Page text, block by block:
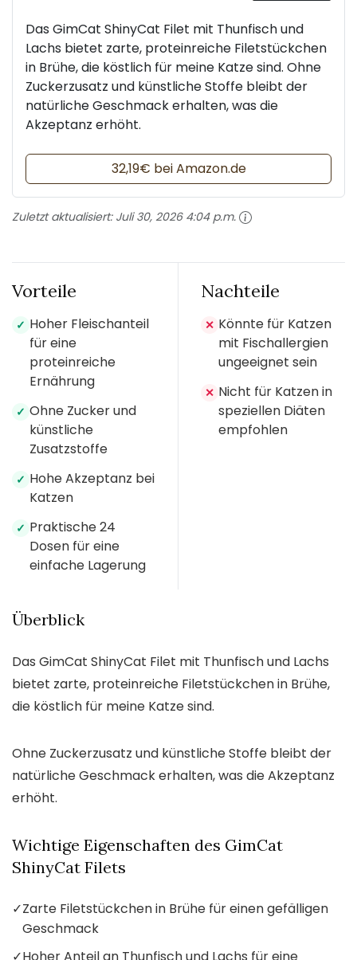
Das GimCat ShinyCat Filet mit Thunfisch und
Lachs bietet zarte, proteinreiche Filetstückchen
in Brühe, die köstlich für meine Katze sind. Ohne
Zuckerzusatz und künstliche Stoffe bleibt der
natürliche Geschmack erhalten, was die
Akzeptanz erhöht.
32,19€ bei Amazon.de
Zuletzt aktualisiert: Juli 30, 2026 4:04 p.m.
Vorteile
✓ Hoher Fleischanteil
für eine
proteinreiche
Ernährung
✓ Ohne Zucker und
künstliche
Zusatzstoffe
✓ Hohe Akzeptanz bei
Katzen
✓ Praktische 24
Dosen für eine
einfache Lagerung
Nachteile
✕ Könnte für Katzen
mit Fischallergien
ungeeignet sein
✕ Nicht für Katzen in
speziellen Diäten
empfohlen
Überblick
Das GimCat ShinyCat Filet mit Thunfisch und Lachs
bietet zarte, proteinreiche Filetstückchen in Brühe,
die köstlich für meine Katze sind.
Ohne Zuckerzusatz und künstliche Stoffe bleibt der
natürliche Geschmack erhalten, was die Akzeptanz
erhöht.
Wichtige Eigenschaften des GimCat
ShinyCat Filets
✓Zarte Filetstückchen in Brühe für einen gefälligen
Geschmack